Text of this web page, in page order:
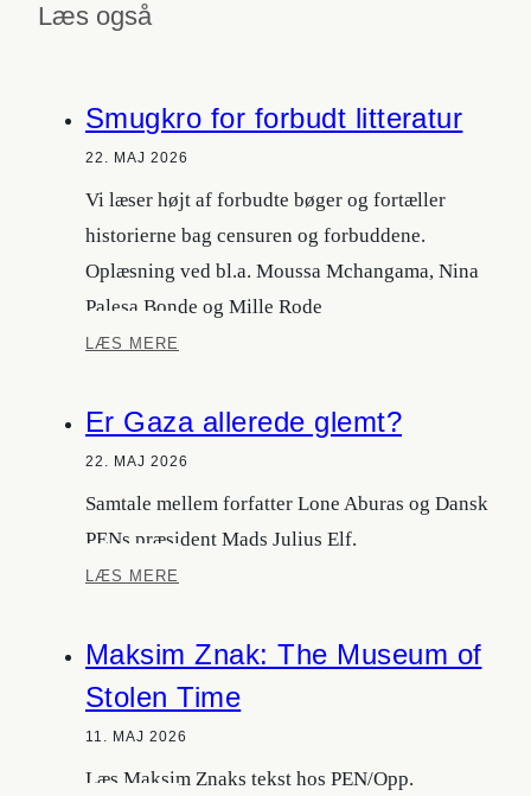
Læs også
Smugkro for forbudt litteratur
22. MAJ 2026
Vi læser højt af forbudte bøger og fortæller
historierne bag censuren og forbuddene.
Oplæsning ved bl.a. Moussa Mchangama, Nina
Palesa Bonde og Mille Rode
LÆS MERE
litteratur
Er Gaza allerede glemt?
22. MAJ 2026
Samtale mellem forfatter Lone Aburas og Dansk
PENs præsident Mads Julius Elf.
LÆS MERE
glemt?
Maksim Znak: The Museum of
Stolen Time
11. MAJ 2026
Læs Maksim Znaks tekst hos PEN/Opp.